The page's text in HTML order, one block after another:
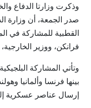
وذكرت وزارتا الدفاع
صدر الجمعة، أن وزارة
القطبية للمشاركة في
فرانكن، ووزير
وتأتي المشاركة
بينها فرنسا وألمانيا
إرسال عناصر عسكرية